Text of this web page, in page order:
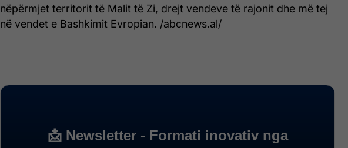
nëpërmjet territorit të Malit të Zi, drejt vendeve të rajonit dhe më tej
në vendet e Bashkimit Evropian. /abcnews.al/